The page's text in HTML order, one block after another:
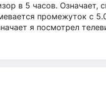
в 5 часов. Означает,
промежуток с
я посмотрел